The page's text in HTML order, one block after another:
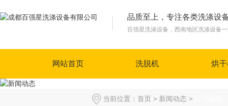
品质至上，专注各类洗涤设
百强星洗涤设备，西南地区洗涤设备
网站首页 洗脱机 烘
当前位置： 首页 > 新闻动态 >